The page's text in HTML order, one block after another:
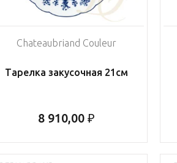
Chateaubriand Couleur
Тарелка закусочная 21см
8 910,00 ₽